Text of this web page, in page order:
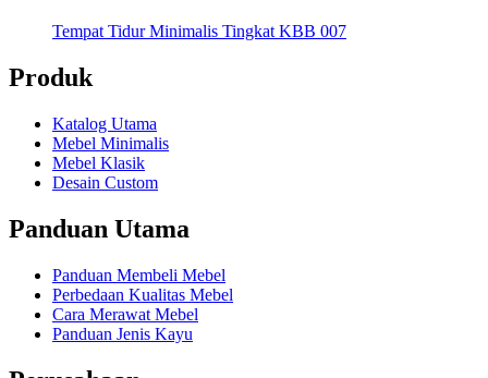
Tempat Tidur Minimalis Tingkat KBB 007
Produk
Katalog Utama
Mebel Minimalis
Mebel Klasik
Desain Custom
Panduan Utama
Panduan Membeli Mebel
Perbedaan Kualitas Mebel
Cara Merawat Mebel
Panduan Jenis Kayu